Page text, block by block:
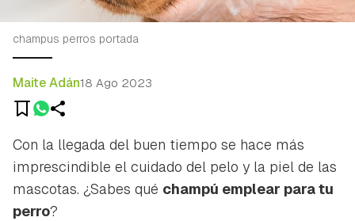
champus perros portada
Maite Adán18 Ago 2023
Con la llegada del buen tiempo se hace más
imprescindible el cuidado del pelo y la piel de las
mascotas. ¿Sabes qué champú emplear para tu
perro?